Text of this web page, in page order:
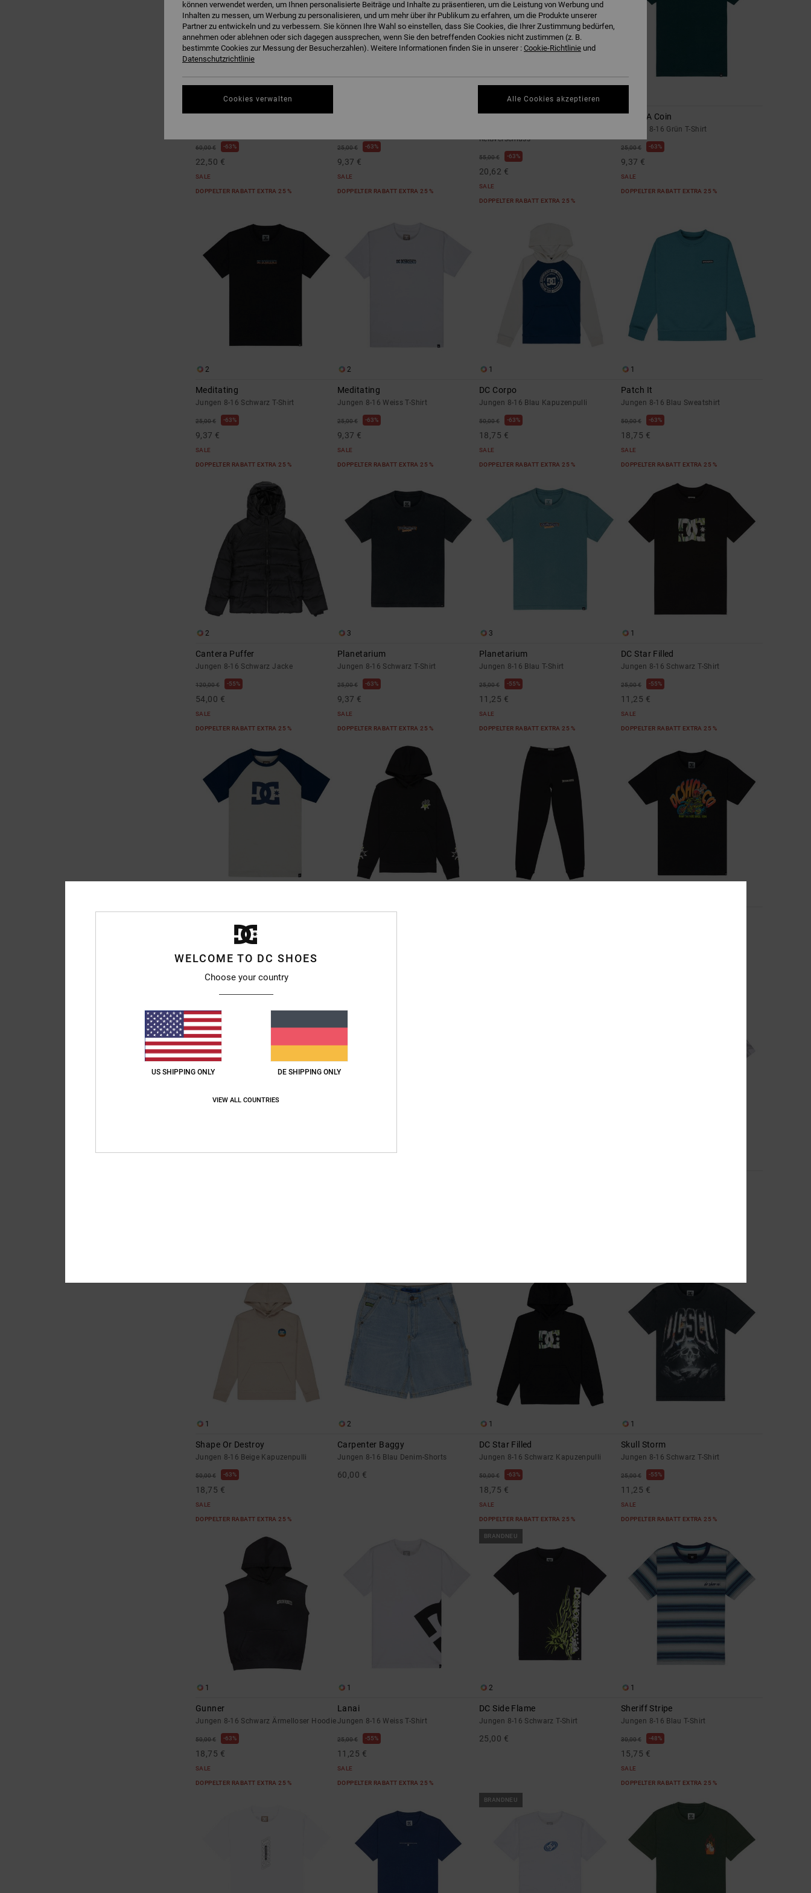
Baseline
60,00 € 63%
22,50 €
SALE
DOPPELTER RABATT EXTRA 25 %
25,00 € 63%
9,37 €
SALE
DOPPELTER RABATT EXTRA 25 %
Burning Dice
Reißverschluss
55,00 € 63%
20,62 €
SALE
DOPPELTER RABATT EXTRA 25 %
Insert A Coin
Jungen 8-16 Grün T-Shirt
25,00 € 63%
9,37 €
SALE
DOPPELTER RABATT EXTRA 25 %
2
Meditating
Jungen 8-16 Schwarz T-Shirt
25,00 € 63%
9,37 €
SALE
DOPPELTER RABATT EXTRA 25 %
2
Meditating
Jungen 8-16 Weiss T-Shirt
25,00 € 63%
9,37 €
SALE
DOPPELTER RABATT EXTRA 25 %
1
DC Corpo
Jungen 8-16 Blau Kapuzenpulli
50,00 € 63%
18,75 €
SALE
DOPPELTER RABATT EXTRA 25 %
1
Patch It
Jungen 8-16 Blau Sweatshirt
50,00 € 63%
18,75 €
SALE
DOPPELTER RABATT EXTRA 25 %
2
Cantera Puffer
Jungen 8-16 Schwarz Jacke
120,00 € 55%
54,00 €
SALE
DOPPELTER RABATT EXTRA 25 %
3
Planetarium
Jungen 8-16 Schwarz T-Shirt
25,00 € 63%
9,37 €
SALE
DOPPELTER RABATT EXTRA 25 %
3
Planetarium
Jungen 8-16 Blau T-Shirt
25,00 € 55%
11,25 €
SALE
DOPPELTER RABATT EXTRA 25 %
1
DC Star Filled
Jungen 8-16 Schwarz T-Shirt
25,00 € 55%
11,25 €
SALE
DOPPELTER RABATT EXTRA 25 %
Jungen 8-16 Weiss T-Shirt
11,25 €
SALE
1
Shape Or Destroy
Jungen 8-16 Beige Kapuzenpulli
50,00 € 63%
18,75 €
SALE
DOPPELTER RABATT EXTRA 25 %
2
Carpenter Baggy
Jungen 8-16 Blau Denim-Shorts
60,00 €
1
DC Star Filled
Jungen 8-16 Schwarz Kapuzenpulli
50,00 € 63%
18,75 €
SALE
DOPPELTER RABATT EXTRA 25 %
1
Skull Storm
Jungen 8-16 Schwarz T-Shirt
25,00 € 55%
11,25 €
SALE
DOPPELTER RABATT EXTRA 25 %
1
Gunner
Jungen 8-16 Schwarz Ärmelloser Hoodie
50,00 € 63%
18,75 €
SALE
DOPPELTER RABATT EXTRA 25 %
1
Lanai
Jungen 8-16 Weiss T-Shirt
25,00 € 55%
11,25 €
SALE
DOPPELTER RABATT EXTRA 25 %
BRANDNEU
2
DC Side Flame
Jungen 8-16 Schwarz T-Shirt
25,00 €
1
Sheriff Stripe
Jungen 8-16 Blau T-Shirt
30,00 € 48%
15,75 €
SALE
DOPPELTER RABATT EXTRA 25 %
BRANDNEU
WELCOME TO DC SHOES
Choose your country
US SHIPPING ONLY DE SHIPPING ONLY
VIEW ALL COUNTRIES
können verwendet werden, um Ihnen personalisierte Beiträge und Inhalte zu präsentieren, um die Leistung von Werbung und
Inhalten zu messen, um Werbung zu personalisieren, und um mehr über ihr Publikum zu erfahren, um die Produkte unserer
Partner zu entwickeln und zu verbessern. Sie können Ihre Wahl so einstellen, dass Sie Cookies, die Ihrer Zustimmung bedürfen,
annehmen oder ablehnen oder sich dagegen aussprechen, wenn Sie den betreffenden Cookies nicht zustimmen (z. B.
bestimmte Cookies zur Messung der Besucherzahlen). Weitere Informationen finden Sie in unserer : Cookie-Richtlinie und
Datenschutzrichtlinie
Cookies verwalten Alle Cookies akzeptieren